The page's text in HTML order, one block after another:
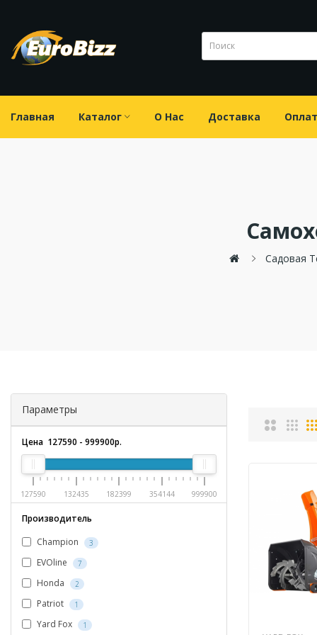
Главная Каталог О Нас Доставка
Садовая
Параметры
Цена 127590 - 999900р.
127590 132435 182399 354144 999900
Производитель
Champion
3
EVOline 7
Honda 2
Patriot 1
Yard Fox 1